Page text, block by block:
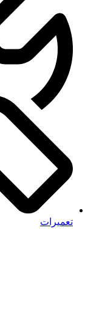
تعمیرات